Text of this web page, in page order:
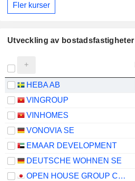
Fler kurser
Utveckling av bostadsfastigheter
HEBA AB
VINGROUP
VINHOMES
VONOVIA SE
EMAAR DEVELOPMENT
DEUTSCHE WOHNEN SE
OPEN HOUSE GROUP CO., LTD.